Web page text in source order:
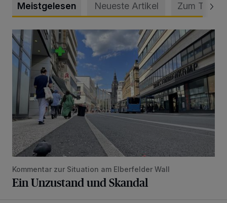
Meistgelesen Neueste Artikel Zum Thema
Ein Unzustand und Skandal
Kommentar zur Situation am Elberfelder Wall
Ein Unzustand und Skandal